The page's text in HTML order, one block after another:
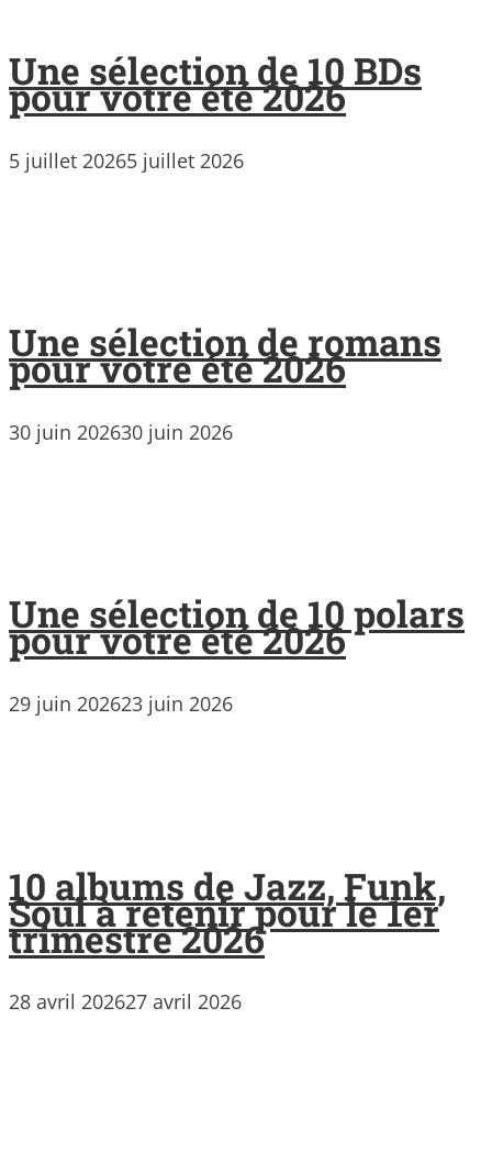
Une sélection de 10 BDs
pour votre été 2026
5 juillet 20265 juillet 2026
Une sélection de romans
pour votre été 2026
30 juin 202630 juin 2026
Une sélection de 10 polars
pour votre été 2026
29 juin 202623 juin 2026
10 albums de Jazz, Funk,
Soul à retenir pour le 1er
trimestre 2026
28 avril 202627 avril 2026